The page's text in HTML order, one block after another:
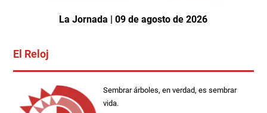
La Jornada | 09 de agosto de 2026
El Reloj
Sembrar árboles, en verdad, es sembrar
vida.